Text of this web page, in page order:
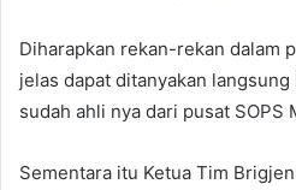
Diharapkan rekan-rekan dalam
jelas dapat ditanyakan
sudah ahli nya dari pusat SOPS
Sementara itu Ketua Tim